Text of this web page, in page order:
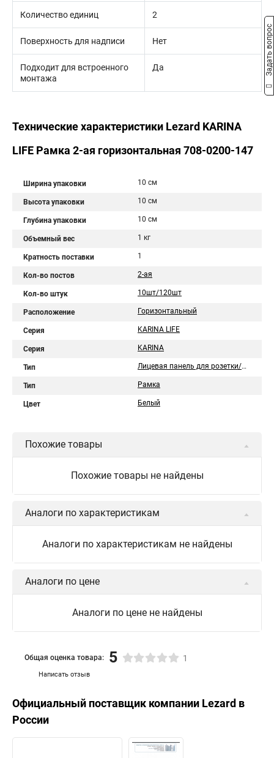
Количество единиц 2
Поверхность для надписи Нет
Подходит для встроенного
монтажа
Да
Технические характеристики Lezard KARINA
LIFE Рамка 2-ая горизонтальная 708-0200-147
Ширина упаковки 10 см
Высота упаковки 10 см
Глубина упаковки 10 см
Объемный вес 1 кг
Кратность поставки 1
Кол-во постов 2-ая
Кол-во штук 10шт/120шт
Расположение Горизонтальный
Серия KARINA LIFE
Серия KARINA
Тип Лицевая панель для розетки/выключателя
Тип Рамка
Цвет Белый
Похожие товары
Похожие товары не найдены
Аналоги по характеристикам
Аналоги по характеристикам не найдены
Аналоги по цене
Аналоги по цене не найдены
Написать отзыв
Общая оценка товара: 5 1
Официальный поставщик компании Lezard в
России
Задать вопрос